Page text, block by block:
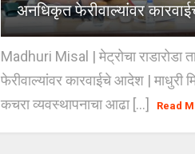
अनधिकृत फेरीवाल्यांवर
Madhuri Misal | मेट्रोचा राडारोडा
फेरीवाल्यांवर कारवाईचे आदेश |
कचरा व्यवस्थापनाचा आढा [...]
Read